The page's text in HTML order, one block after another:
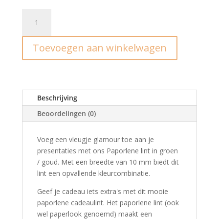
bright
green/gold
(5m)
Toevoegen aan winkelwagen
Beschrijving
Beoordelingen (0)
Voeg een vleugje glamour toe aan je
presentaties met ons Paporlene lint in groen
/ goud. Met een breedte van 10 mm biedt dit
lint een opvallende kleurcombinatie.
Geef je cadeau iets extra's met dit mooie
paporlene cadeaulint. Het paporlene lint (ook
wel paperlook genoemd) maakt een